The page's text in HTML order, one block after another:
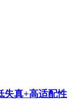
失真+高适配性